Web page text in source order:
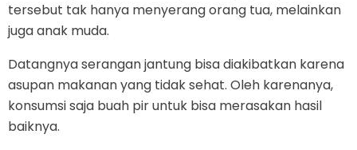
tersebut tak hanya menyerang orang tua, melainkan
juga anak muda.
Datangnya serangan jantung bisa diakibatkan karena
asupan makanan yang tidak sehat. Oleh karenanya,
konsumsi saja buah pir untuk bisa merasakan hasil
baiknya.